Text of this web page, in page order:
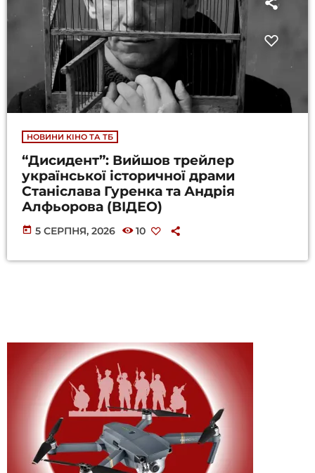
НОВИНИ КІНО ТА ТБ
“Дисидент”: Вийшов трейлер
української історичної драми
Станіслава Гуренка та Андрія
Алфьорова (ВІДЕО)
today 5 СЕРПНЯ, 2026 10